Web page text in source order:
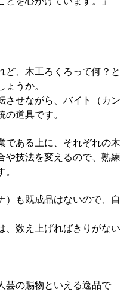
ど、木工ろくろって何？と
うか。
させながら、バイト（カン
道具です。
である上に、それぞれの木
や技法を変えるので、熟練
）も既成品はないので、自
、数え上げればきりがない
芸の賜物といえる逸品で